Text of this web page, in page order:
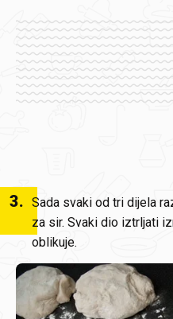
3. Sada svaki od tri dijela
za sir. Svaki dio iztrljati
oblikuje.